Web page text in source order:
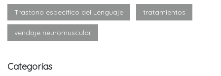
Trastono especifico del Lenguaje tratamientos
vendaje neuromuscular
Categorías